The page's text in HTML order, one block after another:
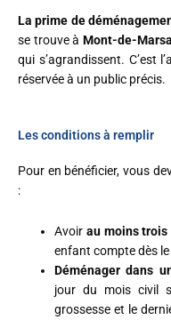
La prime de
se trouve à Mont-de-
qui s’agrandissent. C’est
réservée à un public précis.
Les conditions à remplir
Pour en bénéficier, vous
:
Avoir au moins
enfant compte dès
Déménager dans
jour du mois civil
grossesse et le